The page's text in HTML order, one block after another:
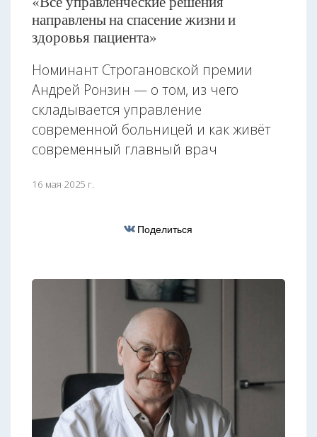
направлены на спасение жизни и
здоровья пациента»
Номинант Строгановской премии
Андрей Ронзин — о том, из чего
складывается управление
современной больницей и как живёт
современный главный врач
16 мая 2025 г.
Поделиться